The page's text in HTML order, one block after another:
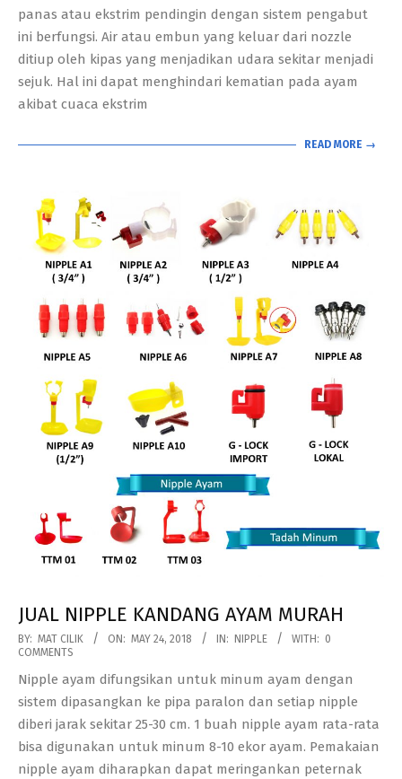
panas atau ekstrim pendingin dengan sistem pengabut
ini berfungsi. Air atau embun yang keluar dari nozzle
ditiup oleh kipas yang menjadikan udara sekitar menjadi
sejuk. Hal ini dapat menghindari kematian pada ayam
akibat cuaca ekstrim
READ MORE →
JUAL NIPPLE KANDANG AYAM MURAH
2018-
05-
24
BY: MAT CILIK ON: MAY 24, 2018 IN: NIPPLE WITH: 0
COMMENTS
Nipple ayam difungsikan untuk minum ayam dengan
sistem dipasangkan ke pipa paralon dan setiap nipple
diberi jarak sekitar 25-30 cm. 1 buah nipple ayam rata-rata
bisa digunakan untuk minum 8-10 ekor ayam. Pemakaian
nipple ayam diharapkan dapat meringankan peternak